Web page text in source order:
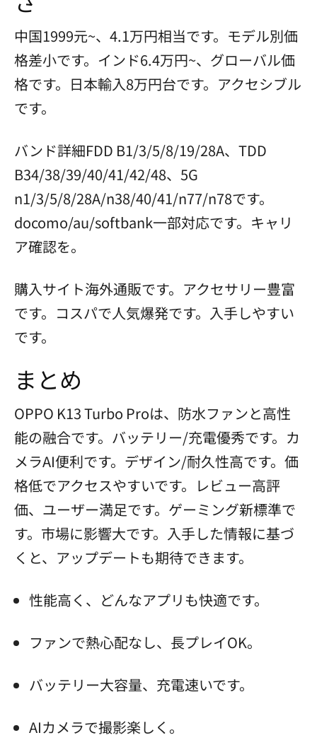
中国1999元~、4.1万円相当です。モデル別価
格差小です。インド6.4万円~、グローバル価
格です。日本輸入8万円台です。アクセシブル
です。
バンド詳細FDD B1/3/5/8/19/28A、TDD
B34/38/39/40/41/42/48、5G
n1/3/5/8/28A/n38/40/41/n77/n78です。
docomo/au/softbank一部対応です。キャリ
ア確認を。
購入サイト海外通販です。アクセサリー豊富
です。コスパで人気爆発です。入手しやすい
です。
まとめ
OPPO K13 Turbo Proは、防水ファンと高性
能の融合です。バッテリー/充電優秀です。カ
メラAI便利です。デザイン/耐久性高です。価
格低でアクセスやすいです。レビュー高評
価、ユーザー満足です。ゲーミング新標準で
す。市場に影響大です。入手した情報に基づ
くと、アップデートも期待できます。
性能高く、どんなアプリも快適です。
ファンで熱心配なし、長プレイOK。
バッテリー大容量、充電速いです。
AIカメラで撮影楽しく。